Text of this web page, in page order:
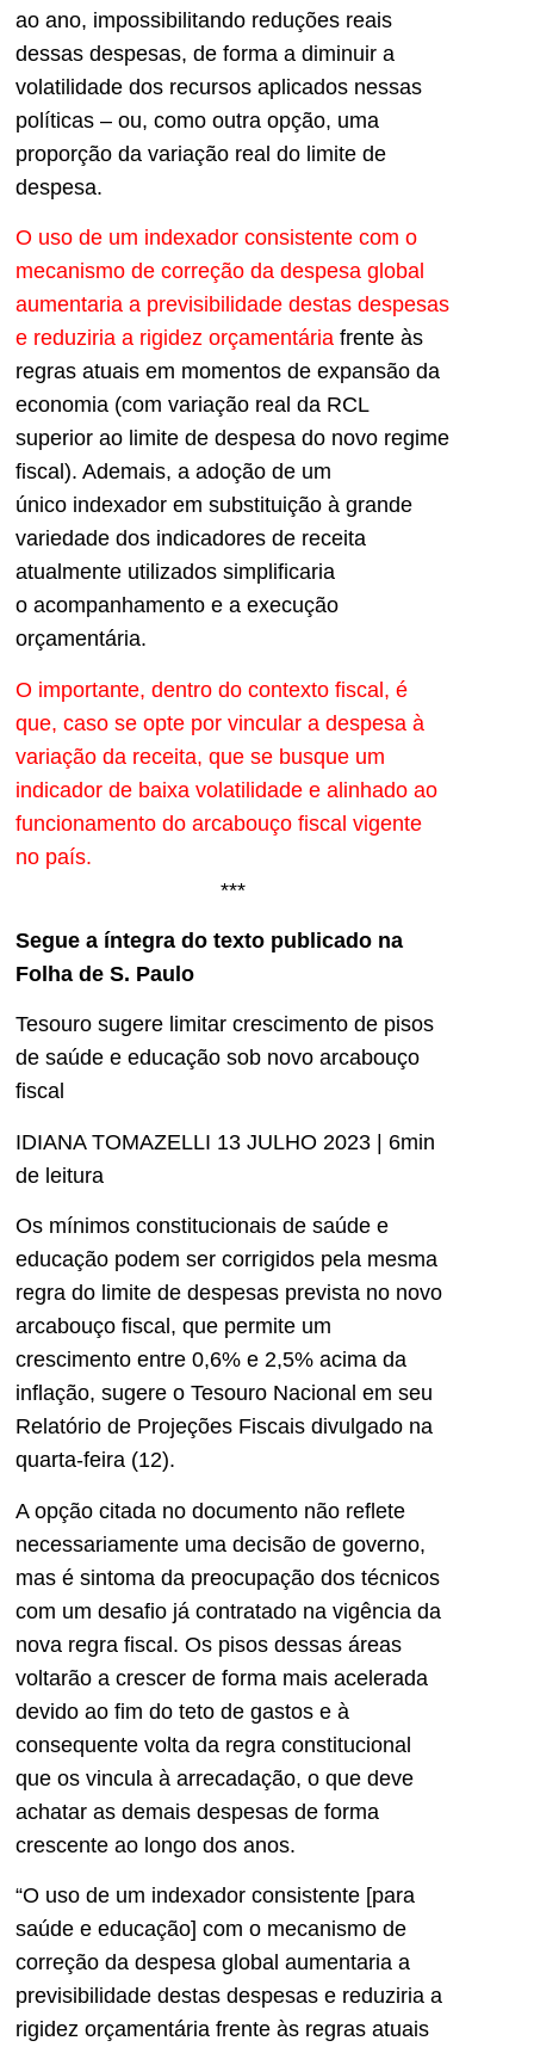
ao ano, impossibilitando reduções reais
dessas despesas, de forma a diminuir a
volatilidade dos recursos aplicados nessas
políticas – ou, como outra opção, uma
proporção da variação real do limite de
despesa.
O uso de um indexador consistente com o
mecanismo de correção da despesa global
aumentaria a previsibilidade destas despesas
e reduziria a rigidez orçamentária frente às
regras atuais em momentos de expansão da
economia (com variação real da RCL
superior ao limite de despesa do novo regime
fiscal). Ademais, a adoção de um
único indexador em substituição à grande
variedade dos indicadores de receita
atualmente utilizados simplificaria
o acompanhamento e a execução
orçamentária.
O importante, dentro do contexto fiscal, é
que, caso se opte por vincular a despesa à
variação da receita, que se busque um
indicador de baixa volatilidade e alinhado ao
funcionamento do arcabouço fiscal vigente
no país.
***
Segue a íntegra do texto publicado na
Folha de S. Paulo
Tesouro sugere limitar crescimento de pisos
de saúde e educação sob novo arcabouço
fiscal
IDIANA TOMAZELLI 13 JULHO 2023 | 6min
de leitura
Os mínimos constitucionais de saúde e
educação podem ser corrigidos pela mesma
regra do limite de despesas prevista no novo
arcabouço fiscal, que permite um
crescimento entre 0,6% e 2,5% acima da
inflação, sugere o Tesouro Nacional em seu
Relatório de Projeções Fiscais divulgado na
quarta-feira (12).
A opção citada no documento não reflete
necessariamente uma decisão de governo,
mas é sintoma da preocupação dos técnicos
com um desafio já contratado na vigência da
nova regra fiscal. Os pisos dessas áreas
voltarão a crescer de forma mais acelerada
devido ao fim do teto de gastos e à
consequente volta da regra constitucional
que os vincula à arrecadação, o que deve
achatar as demais despesas de forma
crescente ao longo dos anos.
“O uso de um indexador consistente [para
saúde e educação] com o mecanismo de
correção da despesa global aumentaria a
previsibilidade destas despesas e reduziria a
rigidez orçamentária frente às regras atuais